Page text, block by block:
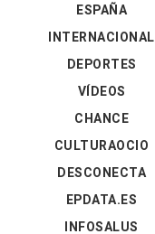
ESPAÑA
INTERNACIONAL
DEPORTES
VÍDEOS
CHANCE
CULTURAOCIO
DESCONECTA
EPDATA.ES
INFOSALUS